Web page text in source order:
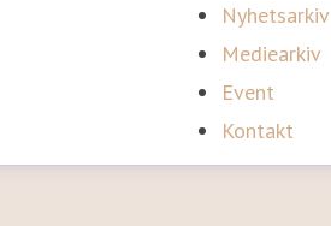
Nyhetsarkiv
Mediearkiv
Event
Kontakt